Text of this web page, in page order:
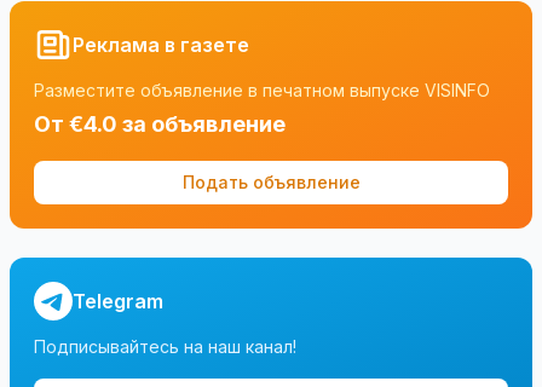
Реклама в газете
Разместите объявление в печатном выпуске VISINFO
От €4.0 за объявление
Подать объявление
Telegram
Подписывайтесь на наш канал!